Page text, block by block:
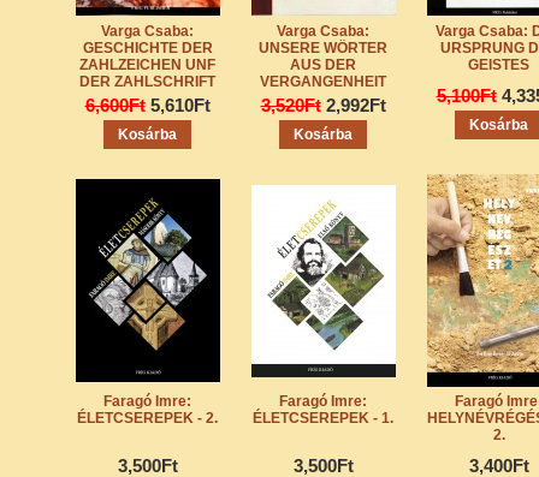
Varga Csaba:
GESCHICHTE DER
ZAHLZEICHEN UNF
DER ZAHLSCHRIFT
6,600Ft 5,610Ft
Varga Csaba:
UNSERE WÖRTER
AUS DER
VERGANGENHEIT
3,520Ft 2,992Ft
Varga Csaba:
URSPRUNG
GEISTES
5,100Ft
Faragó Imre:
ÉLETCSEREPEK - 2.
3,500Ft
Faragó Imre:
ÉLETCSEREPEK - 1.
3,500Ft
Faragó
2.
3,400Ft